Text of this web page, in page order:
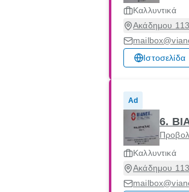
Καλλυντικά
Ακάδημου
Ιστοσελίδα
Ad
6.
Καλλυντικά
Ακάδημου